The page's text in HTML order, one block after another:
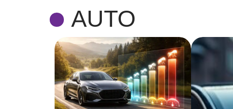
AUTO